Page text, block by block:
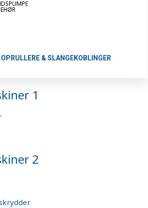
& SLANGEKOBLINGER
1
2